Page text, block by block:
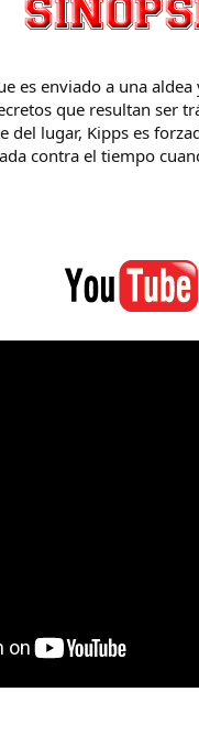
es enviado a una
que resultan
lugar, Kipps es
contra el tiempo